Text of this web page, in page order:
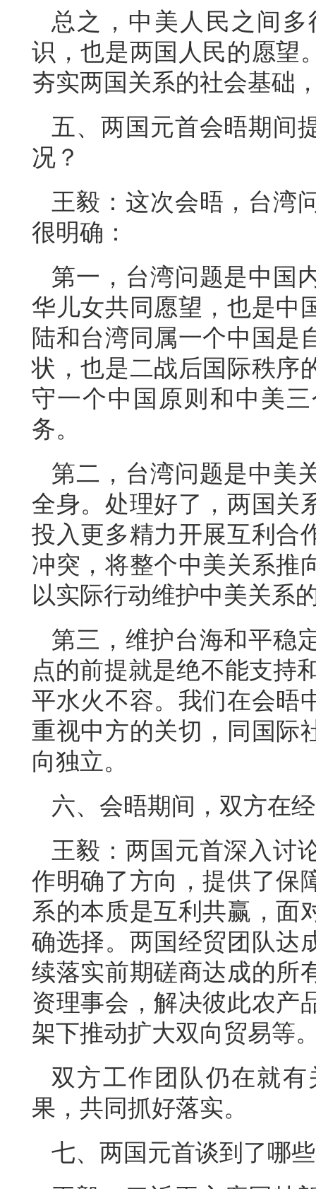
总之，中美人民之间
识，也是两国人民的愿望
夯实两国关系的社会基础
五、两国元首会晤期间
况？
王毅：这次会晤，台湾
很明确：
第一，台湾问题是中国
华儿女共同愿望，也是中
陆和台湾同属一个中国是
状，也是二战后国际秩序
守一个中国原则和中美
务。
第二，台湾问题是中美
全身。处理好了，两国关
投入更多精力开展互利合
冲突，将整个中美关系推
以实际行动维护中美关系
第三，维护台海和平稳
点的前提就是绝不能支持
平水火不容。我们在会晤
重视中方的关切，同国际
向独立。
六、会晤期间，双方在
王毅：两国元首深入讨
作明确了方向，提供了保
系的本质是互利共赢，面
确选择。两国经贸团队达
续落实前期磋商达成的所
资理事会，解决彼此农产
架下推动扩大双向贸易等
双方工作团队仍在就
果，共同抓好落实。
七、两国元首谈到了哪